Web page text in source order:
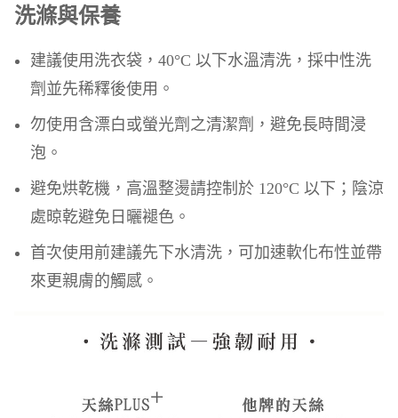
洗滌與保養
建議使用洗衣袋，40°C 以下水溫清洗，採中性洗
劑並先稀釋後使用。
勿使用含漂白或螢光劑之清潔劑，避免長時間浸
泡。
避免烘乾機，高溫整燙請控制於 120°C 以下；陰涼
處晾乾避免日曬褪色。
首次使用前建議先下水清洗，可加速軟化布性並帶
來更親膚的觸感。